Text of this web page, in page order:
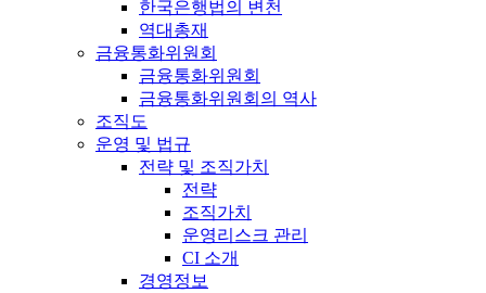
한국은행법의 변천
역대총재
금융통화위원회
금융통화위원회
금융통화위원회의 역사
조직도
운영 및 법규
전략 및 조직가치
전략
조직가치
운영리스크 관리
CI 소개
경영정보